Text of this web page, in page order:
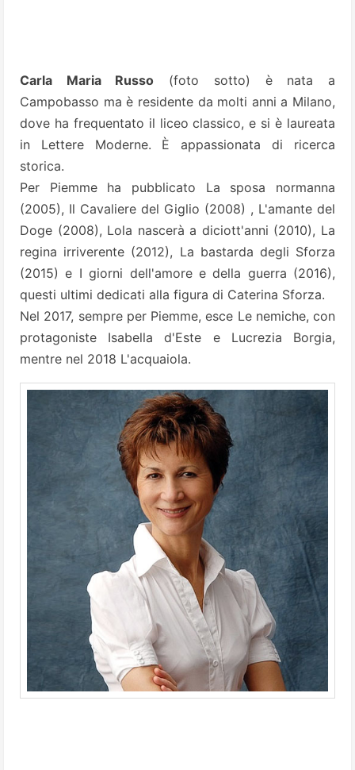
Carla Maria Russo (foto sotto) è nata a
Campobasso ma è residente da molti anni a Milano,
dove ha frequentato il liceo classico, e si è laureata
in Lettere Moderne. È appassionata di ricerca
storica.
Per Piemme ha pubblicato La sposa normanna
(2005), Il Cavaliere del Giglio (2008) , L'amante del
Doge (2008), Lola nascerà a diciott'anni (2010), La
regina irriverente (2012), La bastarda degli Sforza
(2015) e I giorni dell'amore e della guerra (2016),
questi ultimi dedicati alla figura di Caterina Sforza.
Nel 2017, sempre per Piemme, esce Le nemiche, con
protagoniste Isabella d'Este e Lucrezia Borgia,
mentre nel 2018 L'acquaiola.